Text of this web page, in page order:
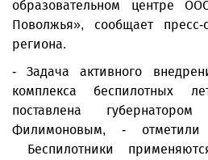
образовательном центре
Поволжья», сообщает пресс-
региона.
- Задача активного
комплекса беспилотных
поставлена
Филимоновым, -
Беспилотники